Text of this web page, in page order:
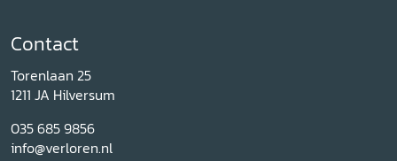
Contact
Torenlaan 25
1211 JA Hilversum
035 685 9856
info@verloren.nl